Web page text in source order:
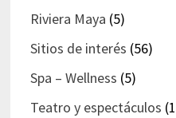
Riviera Maya (5)
Sitios de interés (56)
Spa – Wellness (5)
Teatro y espectáculos